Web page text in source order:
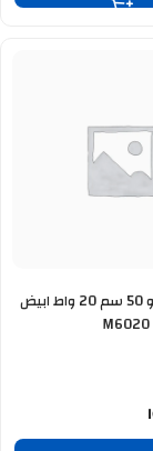
قاعدة ميكانو 50 سم 20 واط ابيض